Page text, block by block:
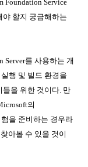
Foundation Service
할지 궁금해하는
Server를 사용하는 개
행 및 빌드 환경을
들을 위한 것이다. 만
의
을 준비하는 경우라
아볼 수 있을 것이